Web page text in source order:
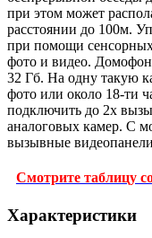
при этом может
расстоянии до 100м.
при помощи
фото и видео.
32 Гб. На одну такую
фото или около 18-ти
подключить до 2х
аналоговых камер. С
вызывные
Смотрите таблицу
Характеристики